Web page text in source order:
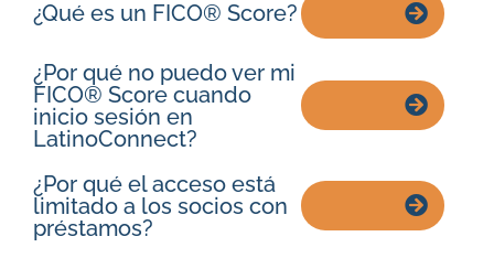
¿Qué es un FICO® Score?
¿Por qué no puedo ver mi
FICO® Score cuando
inicio sesión en
LatinoConnect?
¿Por qué el acceso está
limitado a los socios con
préstamos?